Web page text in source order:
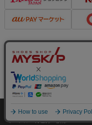
個人情報の取り扱いについて
メルマガ登録・解除